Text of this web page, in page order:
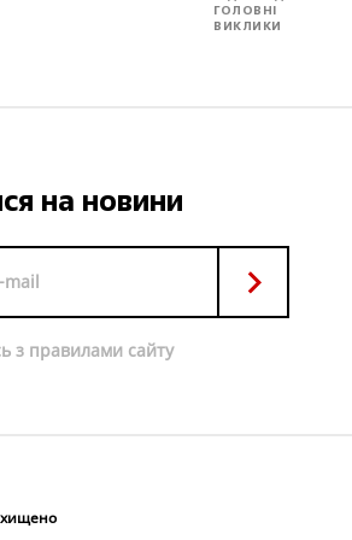
ГОЛОВНІ
ВИКЛИКИ
на новини
з правилами сайту